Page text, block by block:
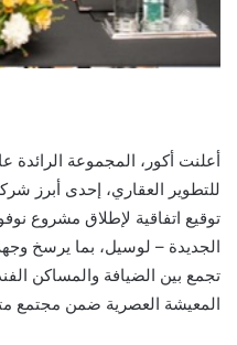
أعلنت أكور، المجموعة الرائدة
للتطوير العقاري، إحدى أبرز
توقيع اتفاقية لإطلاق مشروع
الجديدة – لوسيل، بما يرسخ
تجمع بين الضيافة والمساكن
المعيشة العصرية ضمن مجتمع